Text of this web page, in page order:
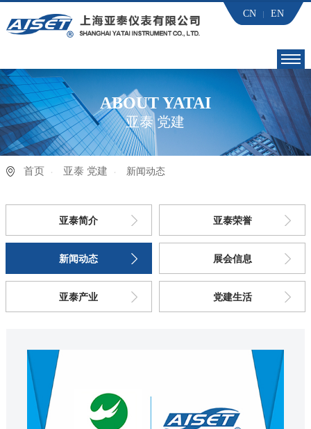
CN EN
首页
亚泰 党建
产品世界
应用行业
下载中心
技术服务
ABOUT YATAI
亚泰 党建
首页 亚泰 党建 新闻动态
亚泰简介 亚泰荣誉
新闻动态 展会信息
亚泰产业 党建生活